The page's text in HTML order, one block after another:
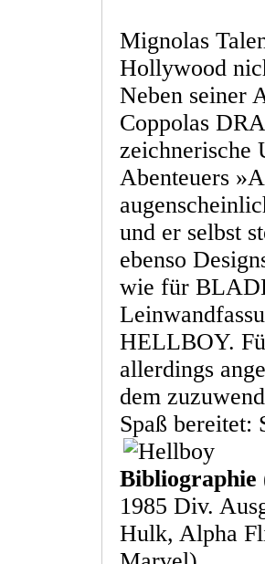
Mignolas
Hollywood
Neben seiner
Coppolas
zeichnerische
Abenteuers
und er selbst
ebenso
wie für
HELLBOY.
allerdings
dem
Spaß bereitet:
Bibliographie
1985 Div.
Hulk, Alpha